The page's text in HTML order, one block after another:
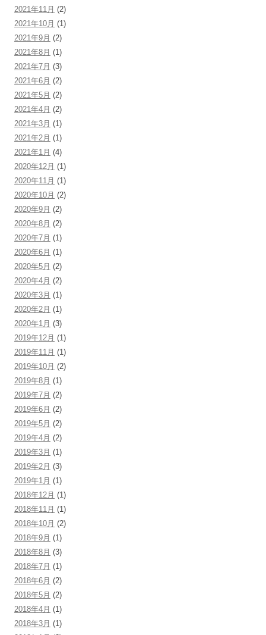
2021年11月 (2)
2021年10月 (1)
2021年9月 (2)
2021年8月 (1)
2021年7月 (3)
2021年6月 (2)
2021年5月 (2)
2021年4月 (2)
2021年3月 (1)
2021年2月 (1)
2021年1月 (4)
2020年12月 (1)
2020年11月 (1)
2020年10月 (2)
2020年9月 (2)
2020年8月 (2)
2020年7月 (1)
2020年6月 (1)
2020年5月 (2)
2020年4月 (2)
2020年3月 (1)
2020年2月 (1)
2020年1月 (3)
2019年12月 (1)
2019年11月 (1)
2019年10月 (2)
2019年8月 (1)
2019年7月 (2)
2019年6月 (2)
2019年5月 (2)
2019年4月 (2)
2019年3月 (1)
2019年2月 (3)
2019年1月 (1)
2018年12月 (1)
2018年11月 (1)
2018年10月 (2)
2018年9月 (1)
2018年8月 (3)
2018年7月 (1)
2018年6月 (2)
2018年5月 (2)
2018年4月 (1)
2018年3月 (1)